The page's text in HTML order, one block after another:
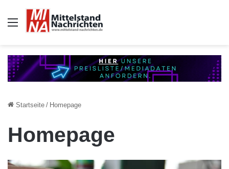
Auswahl
Startseite / Homepage
Homepage